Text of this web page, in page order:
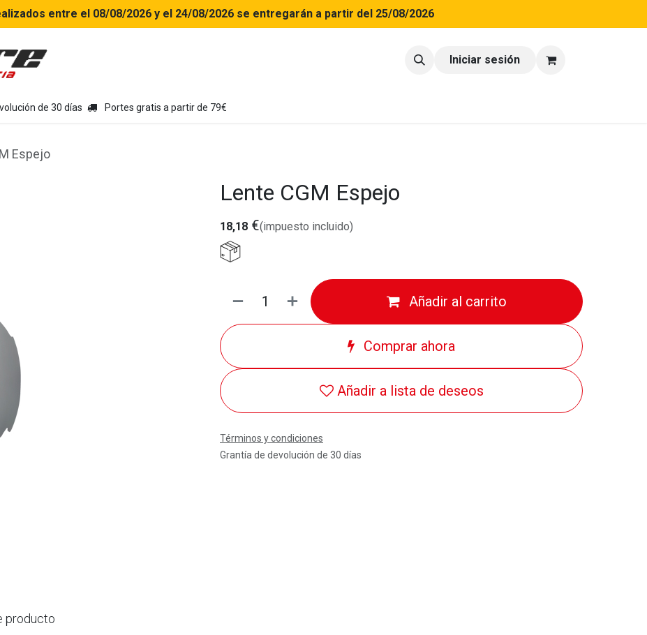
entre el 08/08/2026 y el 24/08/2026 se entregarán a partir del 25/08/2026
Equipamiento moto Iniciar sesión
de 30 días Portes gratis a partir de 79€
Espejo
Lente CGM Espejo
18,18 €(impuesto incluido)
Añadir al carrito
Comprar ahora
Añadir a lista de deseos
Términos y condiciones
Grantía de devolución de 30 días
producto